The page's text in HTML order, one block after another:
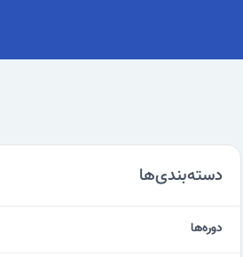
دسته‌بندی‌ها
دوره‌ها